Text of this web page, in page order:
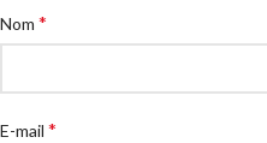
Nom *
E-mail *